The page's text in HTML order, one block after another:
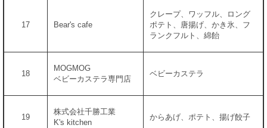
17 Bear's cafe
クレープ、ワッフル、ロング
ポテト、唐揚げ、かき氷、フ
ランクフルト、綿飴
18
MOGMOG
ベビーカステラ専門店
ベビーカステラ
19
株式会社千勝工業
K's kitchen
からあげ、ポテト、揚げ餃子